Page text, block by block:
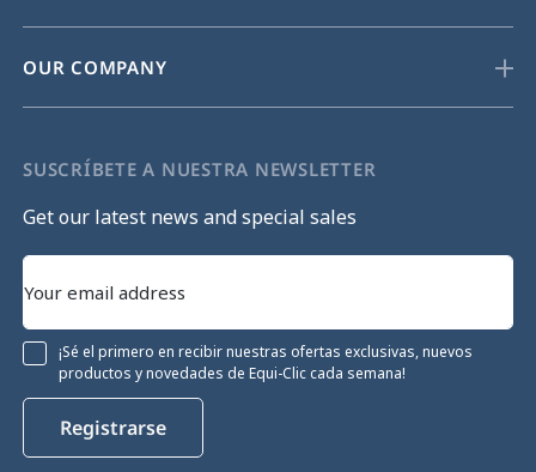
OUR COMPANY
SUSCRÍBETE A NUESTRA NEWSLETTER
Get our latest news and special sales
¡Sé el primero en recibir nuestras ofertas exclusivas, nuevos
productos y novedades de Equi-Clic cada semana!
Registrarse